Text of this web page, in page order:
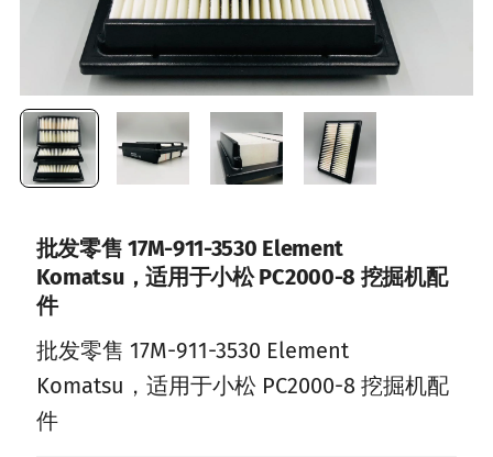
批发零售 17M-911-3530 Element
Komatsu，适用于小松 PC2000-8 挖掘机配
件
批发零售 17M-911-3530 Element
Komatsu，适用于小松 PC2000-8 挖掘机配
件